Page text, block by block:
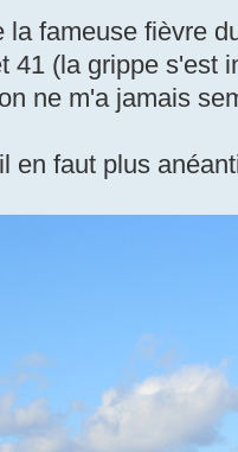
la fameuse fièvre
41 (la grippe s'est
ne m'a jamais
en faut plus